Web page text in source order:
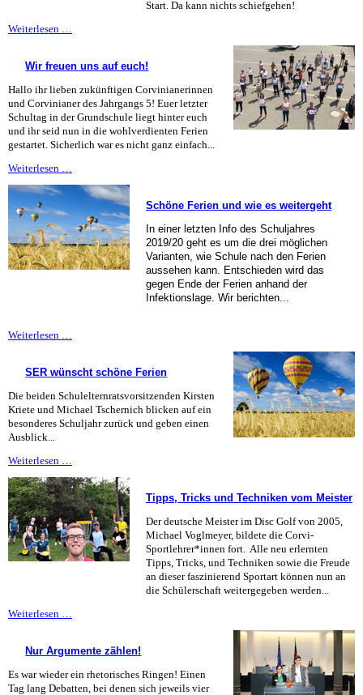
Start. Da kann nichts schiefgehen!
Weiterlesen …
Schulstart
neuen
fünften
Klassen
Wir freuen uns auf euch!
Hallo ihr lieben zukünftigen Corvinianerinnen
und Corvinianer des Jahrgangs 5! Euer letzter
Schultag in der Grundschule liegt hinter euch
und ihr seid nun in die wohlverdienten Ferien
gestartet. Sicherlich war es nicht ganz einfach...
Weiterlesen …
uns
auf
euch!
Schöne Ferien und wie es weitergeht
In einer letzten Info des Schuljahres
2019/20 geht es um die drei möglichen
Varianten, wie Schule nach den Ferien
aussehen kann. Entschieden wird das
gegen Ende der Ferien anhand der
Infektionslage. Wir berichten...
Weiterlesen …
wie
weitergeht
SER wünscht schöne Ferien
Die beiden Schulelternratsvorsitzenden Kirsten
Kriete und Michael Tschernich blicken auf ein
besonderes Schuljahr zurück und geben einen
Ausblick...
Weiterlesen …
schöne
Ferien
Tipps, Tricks und Techniken vom Meister
Der deutsche Meister im Disc Golf von 2005,
Michael Voglmeyer, bildete die Corvi-
Sportlehrer*innen fort. Alle neu erlernten
Tipps, Tricks, und Techniken sowie die Freude
an dieser faszinierend Sportart können nun an
die Schülerschaft weitergegeben werden...
Weiterlesen …
Techniken
vom
Meister
Nur Argumente zählen!
Es war wieder ein rhetorisches Ringen! Einen
Tag lang Debatten, bei denen sich jeweils vier